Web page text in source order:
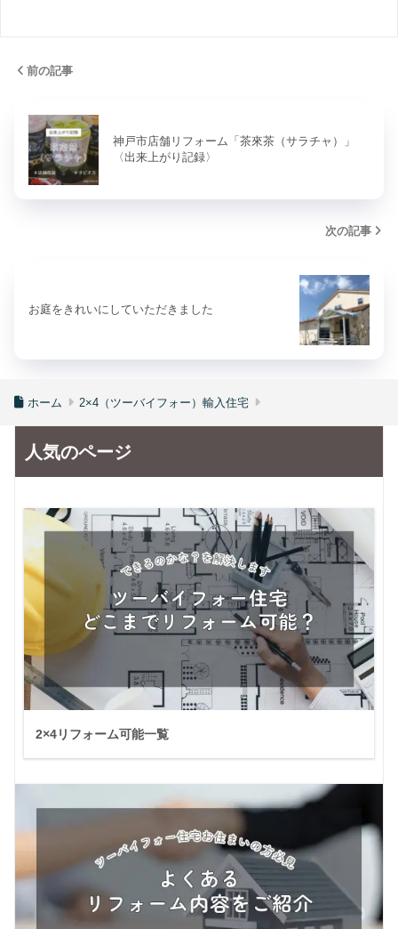
前の記事
神戸市店舗リフォーム「茶來茶（サラチャ）」
〈出来上がり記録〉
次の記事
お庭をきれいにしていただきました
ホーム 2×4（ツーバイフォー）輸入住宅
人気のページ
2×4リフォーム可能一覧